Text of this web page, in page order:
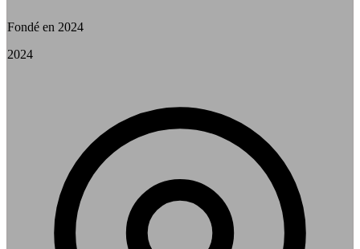
Fondé en 2024
2024